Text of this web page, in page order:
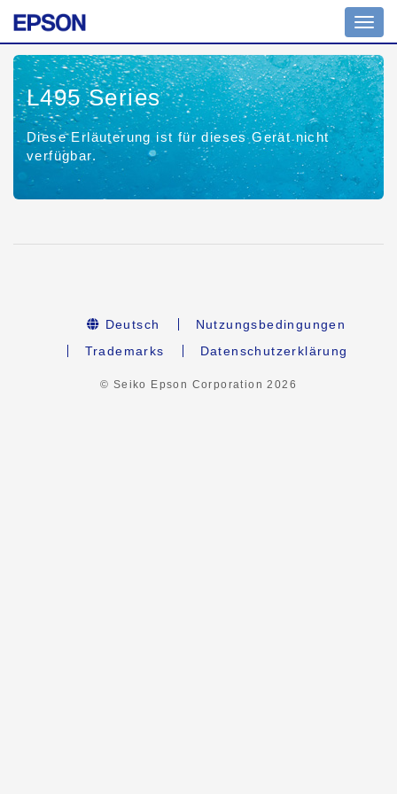
L495 Series
Diese Erläuterung ist für dieses Gerät nicht
verfügbar.
Deutsch
Nutzungsbedingungen
Trademarks
Datenschutzerklärung
© Seiko Epson Corporation2026